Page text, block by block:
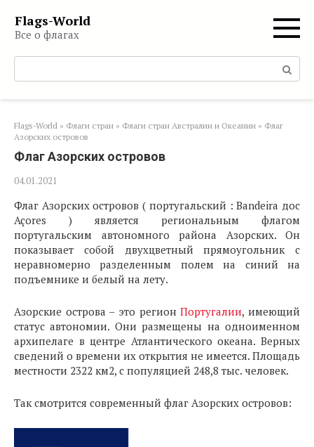
контенту
Flags-World
Все о флагах
Поиск:
Flags-World » Флаги стран » Флаги стран Австралии и Океании » Флаг
Азорских островов
Флаг Азорских островов
04.01.2021
Флаг Азорских островов ( португальский : Bandeira дос
Açores ) является региональным флагом
португальским автономного района Азорских. Он
показывает собой двухцветный прямоугольник с
неравномерно разделенным полем на синий на
подъемнике и белый на лету.
Азорские острова – это регионПортугалии, имеющий
статус автономии. Они размещены на одноименном
архипелаге в центре Атлантического океана. Верных
сведений о времени их открытия не имеется. Площадь
местности 2322 км2, с популяцией 248,8 тыс. человек.
Так смотрится современный флаг Азорских островов: